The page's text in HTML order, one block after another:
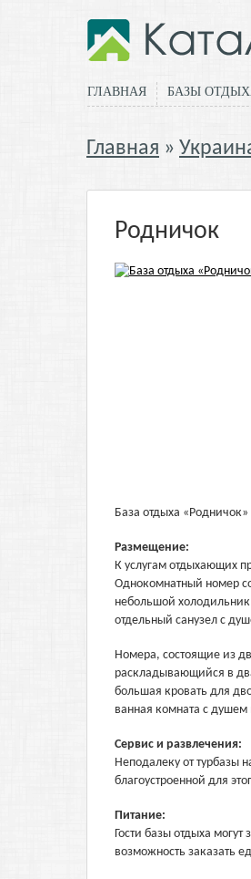
ГЛАВНАЯ БАЗЫ
Главная
Родничок
База отдыха
Размещение:
К услугам отдыхающих
Однокомнатный номер
небольшой
отдельный санузел с
Номера, состоящие из
раскладывающийся в
большая кровать для
ванная комната с душем
Сервис и развлечения:
Неподалеку от турбазы
благоустроенной для
Питание:
Гости базы отдыха
возможность заказать